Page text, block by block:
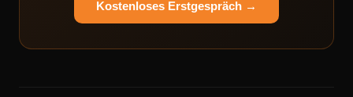
Kostenloses Erstgespräch →